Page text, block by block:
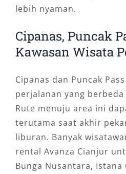
lebih nyaman.
Cipanas, Puncak
Kawasan Wisata
Cipanas dan Puncak
perjalanan yang
Rute menuju area ini
terutama saat akhir
liburan. Banyak
rental Avanza Cianjur
Bunga Nusantara, Istana